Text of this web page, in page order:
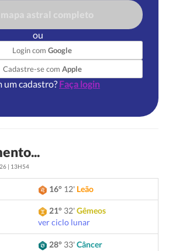
ou
Login com Google
Cadastre-se com Apple
um cadastro? Faça login
| 13H54
16° 12' Leão
21° 32'Gêmeos
ver ciclo lunar
28° 33'Câncer